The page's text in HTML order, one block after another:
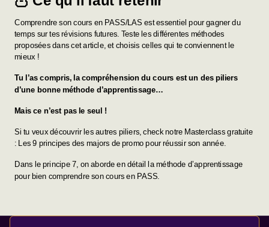
Comprendre son cours en PASS/LAS est essentiel pour gagner du
temps sur tes révisions futures. Teste les différentes méthodes
proposées dans cet article, et choisis celles qui te conviennent le
mieux !
Tu l’as compris, la compréhension du cours est un des piliers
d’une bonne méthode d’apprentissage…
Mais ce n’est pas le seul !
Si tu veux découvrir les autres piliers, check notre Masterclass gratuite
: Les 9 principes des majors de promo pour réussir son année.
Dans le principe 7, on aborde en détail la méthode d’apprentissage
pour bien comprendre son cours en PASS.